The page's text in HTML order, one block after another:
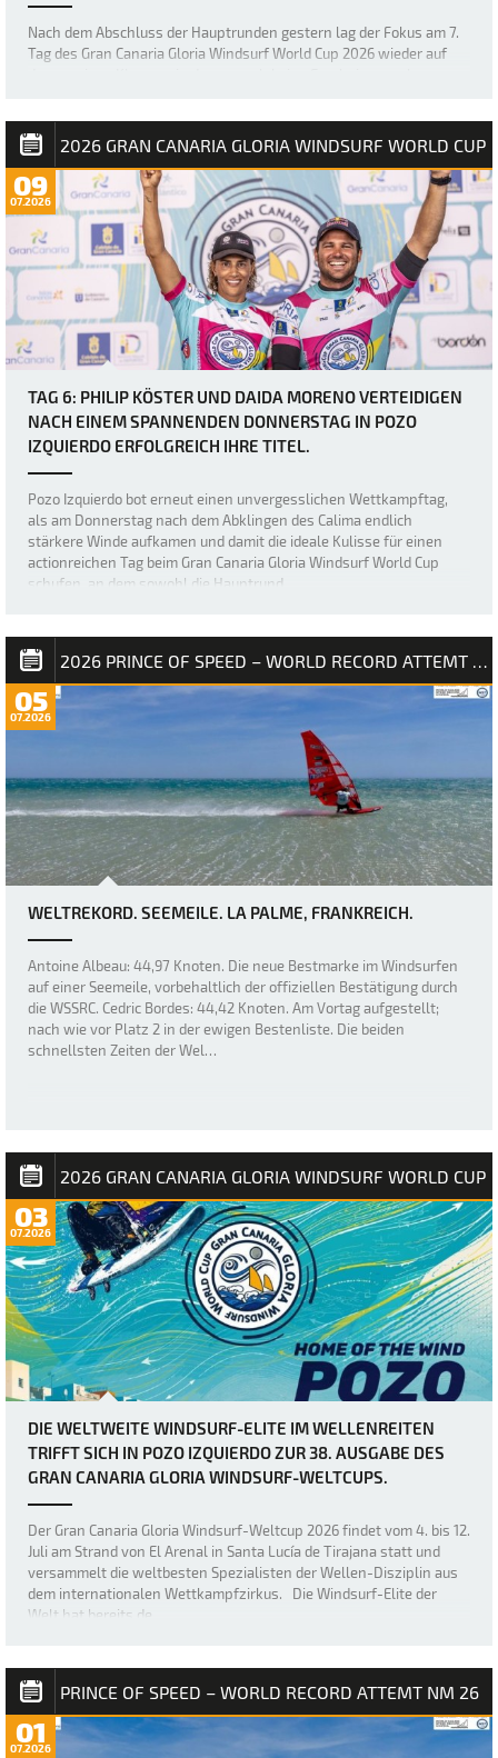
Nach dem Abschluss der Hauptrunden gestern lag der Fokus am 7.
Tag des Gran Canaria Gloria Windsurf World Cup 2026 wieder auf
Masters. Die sich stetig verb…
2026 GRAN CANARIA GLORIA WINDSURF WORLD CUP
09
07.2026
TAG 6: PHILIP KÖSTER UND DAIDA MORENO VERTEIDIGEN
NACH EINEM SPANNENDEN DONNERSTAG IN POZO
IZQUIERDO ERFOLGREICH IHRE TITEL.
Pozo Izquierdo bot erneut einen unvergesslichen Wettkampftag,
als am Donnerstag nach dem Abklingen des Calima endlich
stärkere Winde aufkamen und damit die ideale Kulisse für einen
actionreichen Tag beim Gran Canaria Gloria Windsurf World Cup
schufen, an dem sowohl die Hauptrund…
2026 PRINCE OF SPEED – WORLD RECORD ATTEMT NM
05
07.2026
WELTREKORD. SEEMEILE. LA PALME, FRANKREICH.
Antoine Albeau: 44,97 Knoten. Die neue Bestmarke im Windsurfen
auf einer Seemeile, vorbehaltlich der offiziellen Bestätigung durch
die WSSRC. Cedric Bordes: 44,42 Knoten. Am Vortag aufgestellt;
nach wie vor Platz 2 in der ewigen Bestenliste. Die beiden
schnellsten Zeiten der Wel…
2026 GRAN CANARIA GLORIA WINDSURF WORLD CUP
03
07.2026
DIE WELTWEITE WINDSURF-ELITE IM WELLENREITEN
TRIFFT SICH IN POZO IZQUIERDO ZUR 38. AUSGABE DES
GRAN CANARIA GLORIA WINDSURF-WELTCUPS.
Der Gran Canaria Gloria Windsurf-Weltcup 2026 findet vom 4. bis 12.
Juli am Strand von El Arenal in Santa Lucía de Tirajana statt und
versammelt die weltbesten Spezialisten der Wellen-Disziplin aus
dem internationalen Wettkampfzirkus. Die Windsurf-Elite der
Welt hat bereits de…
PRINCE OF SPEED – WORLD RECORD ATTEMT NM 26
01
07.2026